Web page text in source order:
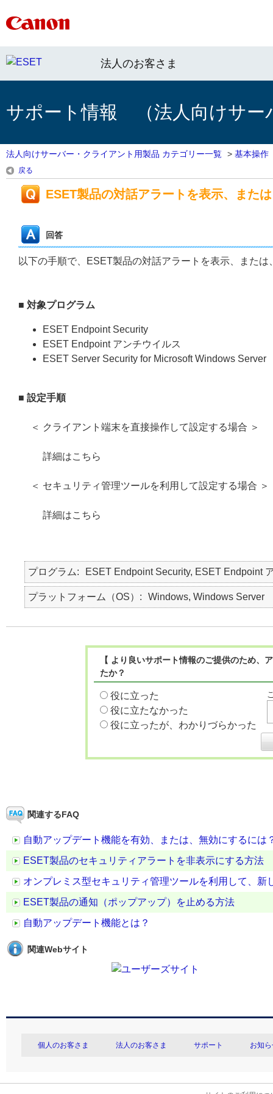
法人のお客さま
サポート情報 （法人向けサー
法人向けサーバー・クライアント用製品 カテゴリー一覧 > 基本操作
戻る
ESET製品の対話アラートを表示、また
回答
以下の手順で、ESET製品の対話アラートを表示、また
■ 対象プログラム
ESET Endpoint Security
ESET Endpoint アンチウイルス
ESET Server Security for Microsoft Windows Server
■ 設定手順
＜ クライアント端末を直接操作して設定する場合 ＞
詳細はこちら
＜ セキュリティ管理ツールを利用して設定する場合 ＞
詳細はこちら
プログラム ESET Endpoint Security, ESET Endpoint
プラットフォーム（OS） Windows, Windows Server
【 より良いサポート情報のご提供のため
たか？
役に立った
役に立たなかった
役に立ったが、わかりづらかった
関連するFAQ
自動アップデート機能を有効、または、無効にするには
ESET製品のセキュリティアラートを非表示にする方法
オンプレミス型セキュリティ管理ツールを利用して、新
ESET製品の通知（ポップアップ）を止める方法
自動アップデート機能とは？
関連Webサイト
個人のお客さま 法人のお客さま サポート お知